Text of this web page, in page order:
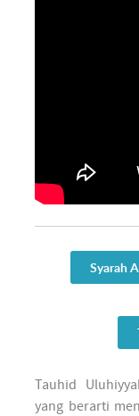
Syarah
Tauhid
yang berarti